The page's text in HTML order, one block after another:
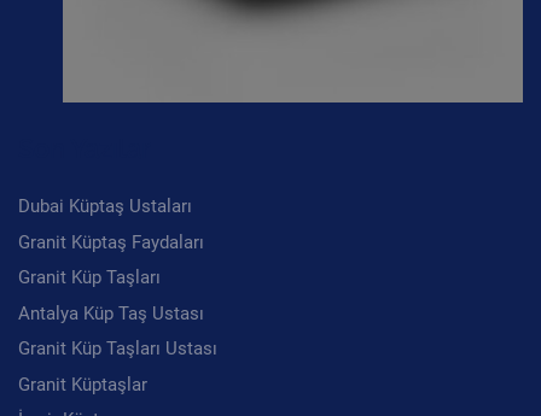
Dubai Küptaş Ustaları
Granit Küptaş Faydaları
Granit Küp Taşları
Antalya Küp Taş Ustası
Granit Küp Taşları Ustası
Granit Küptaşlar